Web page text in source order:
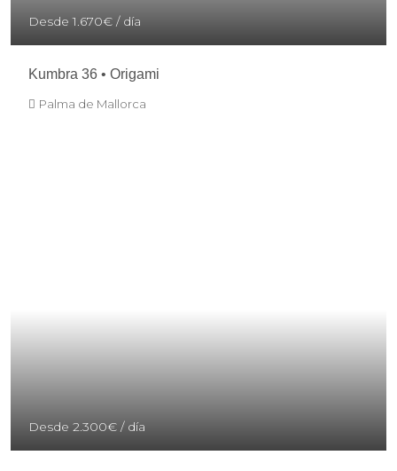
Desde1.670€ / día
Kumbra 36 • Origami
Palma de Mallorca
Desde 2.300€ / día